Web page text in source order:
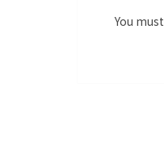
You